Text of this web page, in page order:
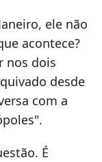
ele não
acontece?
nos dois
desde
com a
É